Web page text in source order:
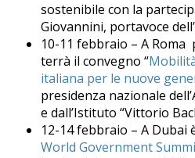
sostenibile con la
Giovannini, portavoce
10-11 febbraio – A Roma
terrà il convegno “
italiana per le nuove
presidenza nazionale
e dall’Istituto “Vittorio
12-14 febbraio – A Dubai
World Government